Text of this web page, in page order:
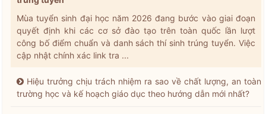
Mùa tuyển sinh đại học năm 2026 đang bước vào giai đoạn
quyết định khi các cơ sở đào tạo trên toàn quốc lần lượt
công bố điểm chuẩn và danh sách thí sinh trúng tuyển. Việc
cập nhật chính xác link tra ...
Hiệu trưởng chịu trách nhiệm ra sao về chất lượng, an toàn
trường học và kế hoạch giáo dục theo hướng dẫn mới nhất?